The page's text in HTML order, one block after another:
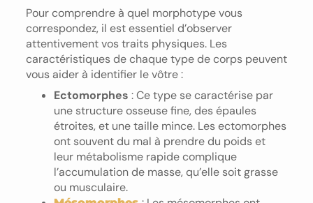
Pour comprendre à quel morphotype vous
correspondez, il est essentiel d’observer
attentivement vos traits physiques. Les
caractéristiques de chaque type de corps peuvent
vous aider à identifier le vôtre :
Ectomorphes : Ce type se caractérise par
une structure osseuse fine, des épaules
étroites, et une taille mince. Les ectomorphes
ont souvent du mal à prendre du poids et
leur métabolisme rapide complique
l’accumulation de masse, qu’elle soit grasse
ou musculaire.